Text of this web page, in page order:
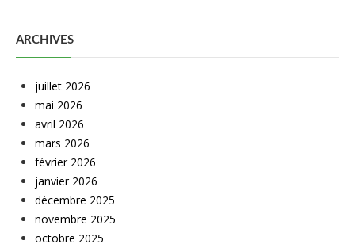
ARCHIVES
juillet 2026
mai 2026
avril 2026
mars 2026
février 2026
janvier 2026
décembre 2025
novembre 2025
octobre 2025